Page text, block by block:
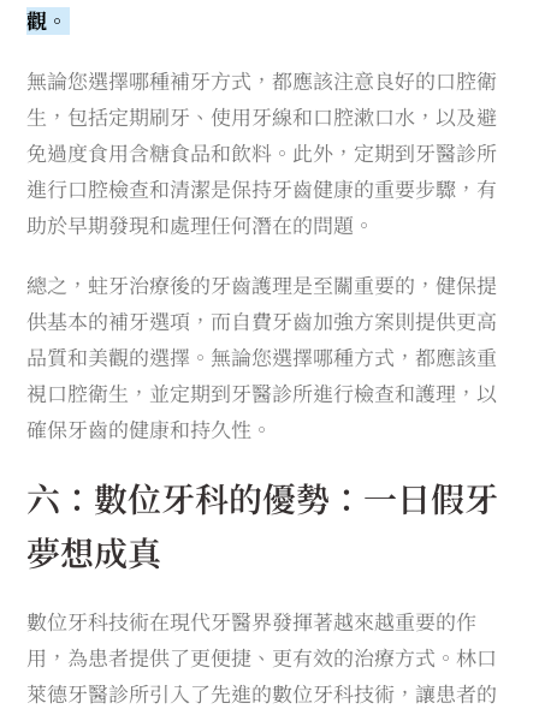
觀。
無論您選擇哪種補牙方式，都應該注意良好的口腔衛
生，包括定期刷牙、使用牙線和口腔漱口水，以及避
免過度食用含糖食品和飲料。此外，定期到牙醫診所
進行口腔檢查和清潔是保持牙齒健康的重要步驟，有
助於早期發現和處理任何潛在的問題。
總之，蛀牙治療後的牙齒護理是至關重要的，健保提
供基本的補牙選項，而自費牙齒加強方案則提供更高
品質和美觀的選擇。無論您選擇哪種方式，都應該重
視口腔衛生，並定期到牙醫診所進行檢查和護理，以
確保牙齒的健康和持久性。
六：數位牙科的優勢：一日假牙
夢想成真
數位牙科技術在現代牙醫界發揮著越來越重要的作
用，為患者提供了更便捷、更有效的治療方式。林口
萊德牙醫診所引入了先進的數位牙科技術，讓患者的